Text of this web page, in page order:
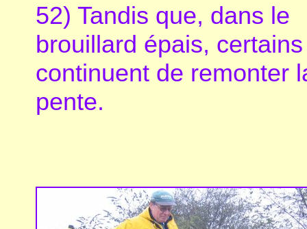
52) Tandis que, dans le
brouillard épais, certains
continuent de remonter
pente.